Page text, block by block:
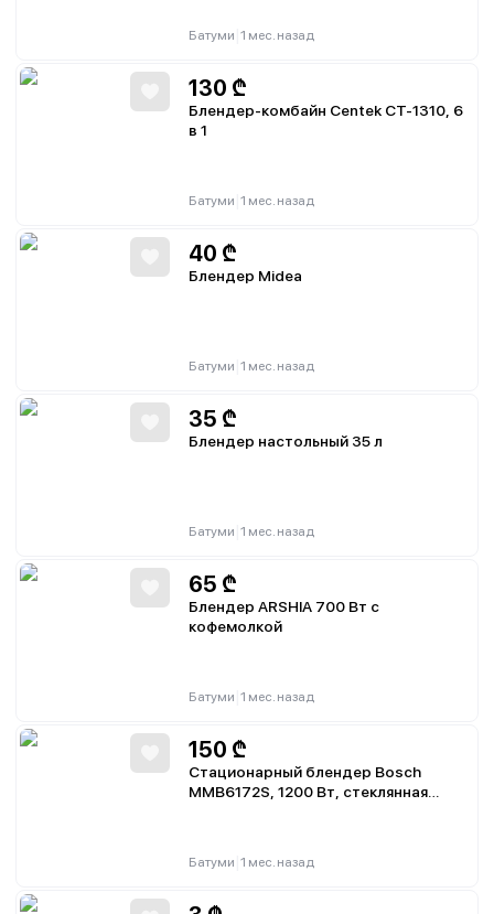
Батуми 1 мес. назад
130 ₾
Блендер-комбайн Centek CT-1310, 6
в 1
Батуми 1 мес. назад
40 ₾
Блендер Midea
Батуми 1 мес. назад
35 ₾
Блендер настольный 35 л
Батуми 1 мес. назад
65 ₾
Блендер ARSHIA 700 Вт с
кофемолкой
Батуми 1 мес. назад
150 ₾
Стационарный блендер Bosch
MMB6172S, 1200 Вт, стеклянная
Батуми 1 мес. назад